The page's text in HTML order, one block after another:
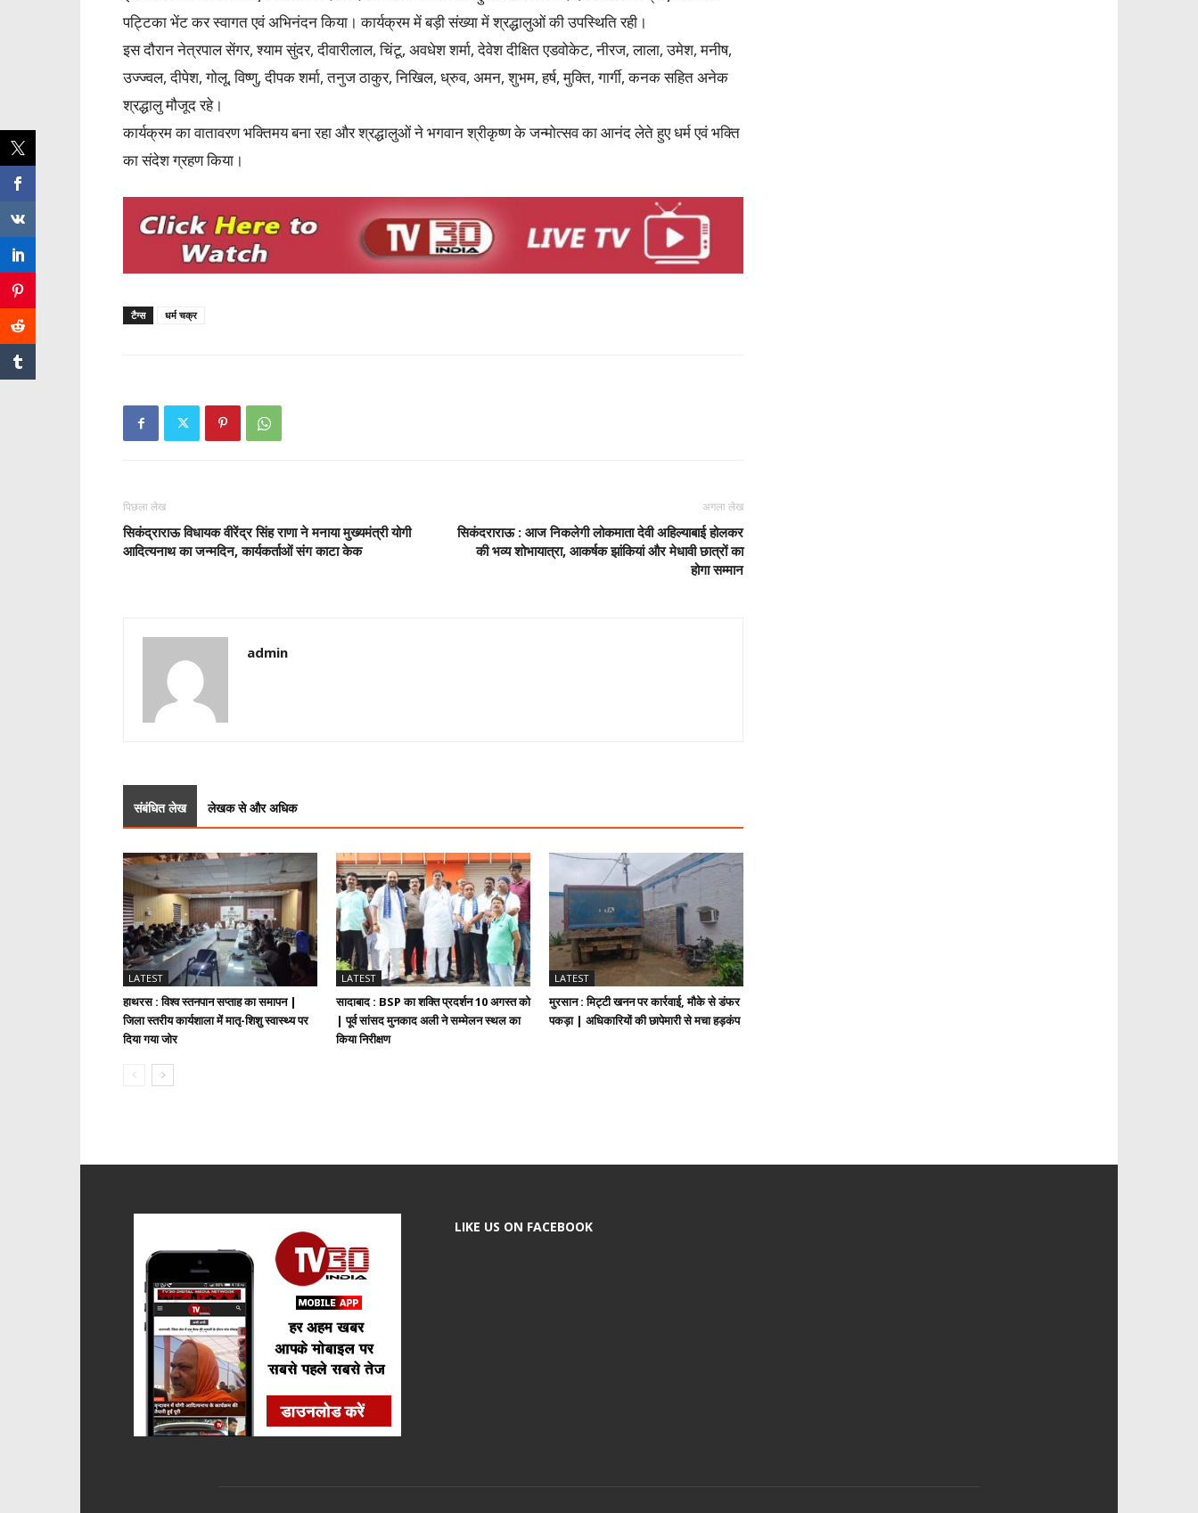
पट्टिका भेंट कर स्वागत एवं अभिनंदन किया। कार्यक्रम में बड़ी संख्या में श्रद्धालुओं की उपस्थिति रही।
इस दौरान नेत्रपाल सेंगर, श्याम सुंदर, दीवारीलाल, चिंटू, अवधेश शर्मा, देवेश दीक्षित एडवोकेट, नीरज, लाला, उमेश, मनीष,
उज्ज्वल, दीपेश, गोलू, विष्णु, दीपक शर्मा, तनुज ठाकुर, निखिल, ध्रुव, अमन, शुभम, हर्ष, मुक्ति, गार्गी, कनक सहित अनेक
श्रद्धालु मौजूद रहे।
कार्यक्रम का वातावरण भक्तिमय बना रहा और श्रद्धालुओं ने भगवान श्रीकृष्ण के जन्मोत्सव का आनंद लेते हुए धर्म एवं भक्ति
का संदेश ग्रहण किया।
टैग्स धर्म चक्र
पिछला लेख
सिकंद्राराऊ विधायक वीरेंद्र सिंह राणा ने मनाया मुख्यमंत्री योगी
आदित्यनाथ का जन्मदिन, कार्यकर्ताओं संग काटा केक
अगला लेख
सिकंदराराऊ : आज निकलेगी लोकमाता देवी अहिल्याबाई होलकर
की भव्य शोभायात्रा, आकर्षक झांकियां और मेधावी छात्रों का
होगा सम्मान
admin
संबंधित लेख लेखक से और अधिक
LATEST
हाथरस : विश्व स्तनपान सप्ताह का समापन |
जिला स्तरीय कार्यशाला में मातृ-शिशु स्वास्थ्य पर
दिया गया जोर
LATEST
सादाबाद : BSP का शक्ति प्रदर्शन 10 अगस्त को
| पूर्व सांसद मुनकाद अली ने सम्मेलन स्थल का
किया निरीक्षण
LATEST
मुरसान : मिट्टी खनन पर कार्रवाई, मौके से डंफर
पकड़ा | अधिकारियों की छापेमारी से मचा हड़कंप
LIKE US ON FACEBOOK